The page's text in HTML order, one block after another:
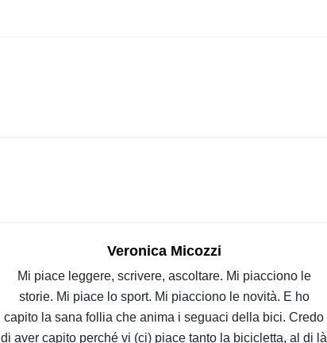
Veronica Micozzi
Mi piace leggere, scrivere, ascoltare. Mi piacciono le
storie. Mi piace lo sport. Mi piacciono le novità. E ho
capito la sana follia che anima i seguaci della bici. Credo
di aver capito perché vi (ci) piace tanto la bicicletta, al di là